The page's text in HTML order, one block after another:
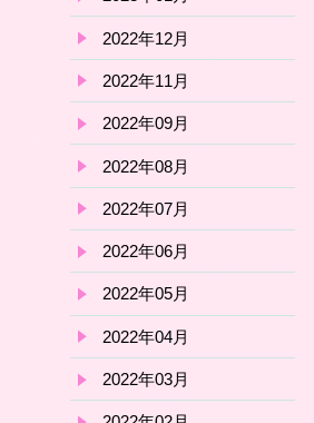
2022年12月
2022年11月
2022年09月
2022年08月
2022年07月
2022年06月
2022年05月
2022年04月
2022年03月